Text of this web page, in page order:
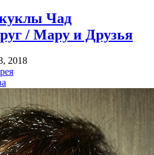
Чад
/ Мару и Друзья
2018